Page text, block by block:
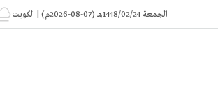
to
الجمعة 1448/02/24هـ (07-08-2026م) | الكويت